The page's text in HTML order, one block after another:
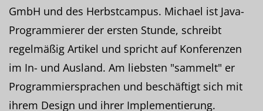
GmbH und des Herbstcampus. Michael ist Java-
Programmierer der ersten Stunde, schreibt
regelmäßig Artikel und spricht auf Konferenzen
im In- und Ausland. Am liebsten "sammelt" er
Programmiersprachen und beschäftigt sich mit
ihrem Design und ihrer Implementierung.